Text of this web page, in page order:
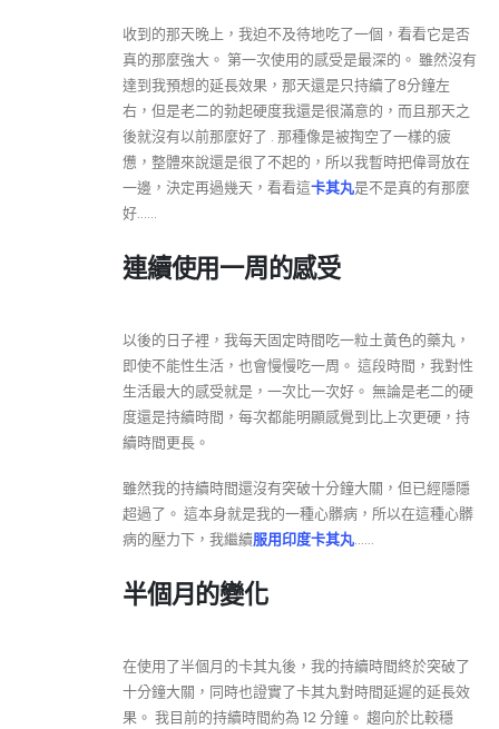
收到的那天晚上，我迫不及待地吃了一個，看看它是否
真的那麼強大。 第一次使用的感受是最深的。 雖然沒有
達到我預想的延長效果，那天還是只持續了8分鐘左
右，但是老二的勃起硬度我還是很滿意的，而且那天之
後就沒有以前那麼好了 . 那種像是被掏空了一樣的疲
憊，整體來說還是很了不起的，所以我暫時把偉哥放在
一邊，決定再過幾天，看看這卡其丸是不是真的有那麼
好……
連續使用一周的感受
以後的日子裡，我每天固定時間吃一粒土黃色的藥丸，
即使不能性生活，也會慢慢吃一周。 這段時間，我對性
生活最大的感受就是，一次比一次好。 無論是老二的硬
度還是持續時間，每次都能明顯感覺到比上次更硬，持
續時間更長。
雖然我的持續時間還沒有突破十分鐘大關，但已經隱隱
超過了。 這本身就是我的一種心髒病，所以在這種心髒
病的壓力下，我繼續服用印度卡其丸……
半個月的變化
在使用了半個月的卡其丸後，我的持續時間終於突破了
十分鐘大關，同時也證實了卡其丸對時間延遲的延長效
果。 我目前的持續時間約為 12 分鐘。 趨向於比較穩